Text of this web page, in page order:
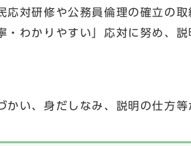
対研修や公務員倫理の確立の
・わかりやすい」応対に努め、
い、身だしなみ、説明の仕方等